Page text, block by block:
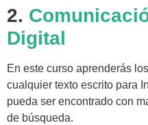
2.
Digital
En este curso aprenderás
cualquier texto escrito para
pueda ser encontrado con
de búsqueda.